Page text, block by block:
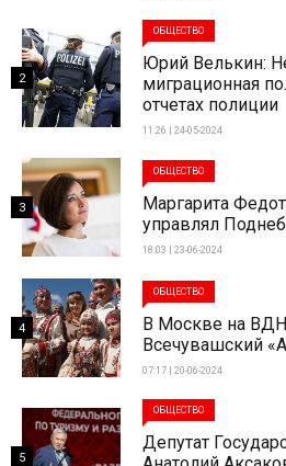
ОБЩЕСТВО
Юрий Велькин:
миграционная
отчетах полиции
11:26 | 24-05-2024
2
ОБЩЕСТВО
Маргарита
управлял
18:03 | 23-06-2024
3
ОБЩЕСТВО
В Москве на
Всечувашский
07:17 | 20-06-2024
4
ОБЩЕСТВО
Депутат
5